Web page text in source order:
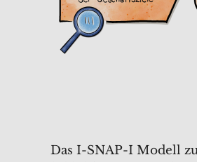
Das I-SNAP-I Modell